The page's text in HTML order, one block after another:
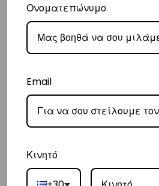
Ονοματεπώνυμο
Email
Κινητό